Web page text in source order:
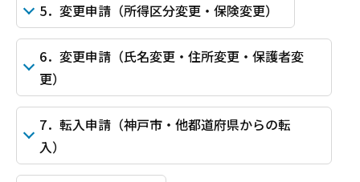
5．変更申請（所得区分変更・保険変更）
6．変更申請（氏名変更・住所変更・保護者変
更）
7．転入申請（神戸市・他都道府県からの転
入）